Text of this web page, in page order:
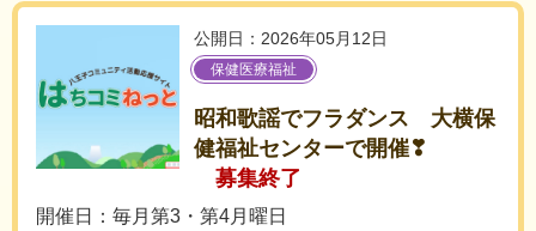
公開日：2026年05月12日
保健医療福祉
昭和歌謡でフラダンス 大横保
健福祉センターで開催❣
募集終了
開催日：毎月第3・第4月曜日